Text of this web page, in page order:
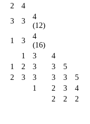
2
4
3 3
4
(12)
1 3
4
(16)
1 3
4
1 2 3 3
5
2 3 3 3 3
5
1 2 3
4
2 2 2